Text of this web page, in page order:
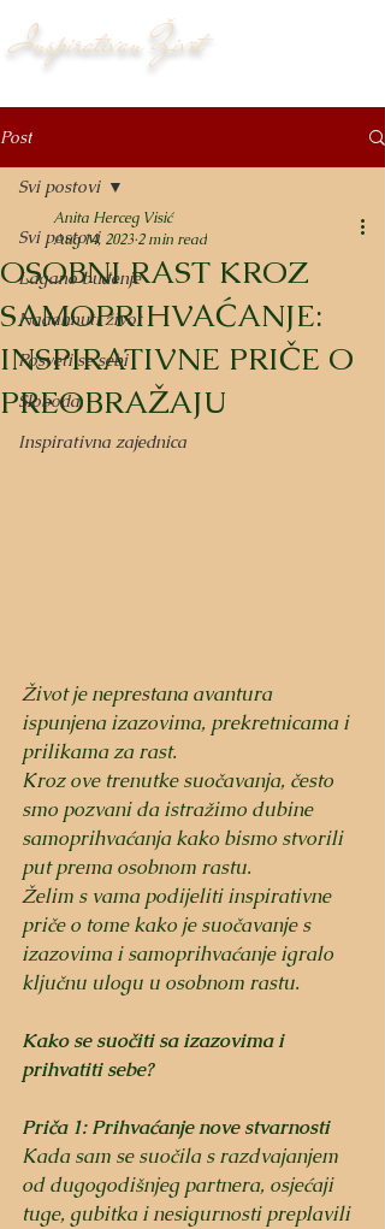
Inspirativan Život
Post
Svi postovi
Lagano buđenje
Nadahnuti život
Posveti se sebi
Sloboda
Inspirativna zajednica
Svi postovi
OSOBNI RAST KROZ
SAMOPRIHVAĆANJE:
INSPIRATIVNE PRIČE O
PREOBRAŽAJU
Anita Herceg Visić
Aug 14, 2023 2 min read
Život je neprestana avantura
ispunjena izazovima, prekretnicama i
prilikama za rast.
Kroz ove trenutke suočavanja, često
smo pozvani da istražimo dubine
samoprihvaćanja kako bismo stvorili
put prema osobnom rastu.
Želim s vama podijeliti inspirativne
priče o tome kako je suočavanje s
izazovima i samoprihvaćanje igralo
ključnu ulogu u osobnom rastu.
Kako se suočiti sa izazovima i
prihvatiti sebe?
Priča 1: Prihvaćanje nove stvarnosti
Kada sam se suočila s razdvajanjem
od dugogodišnjeg partnera, osjećaji
tuge, gubitka i nesigurnosti preplavili